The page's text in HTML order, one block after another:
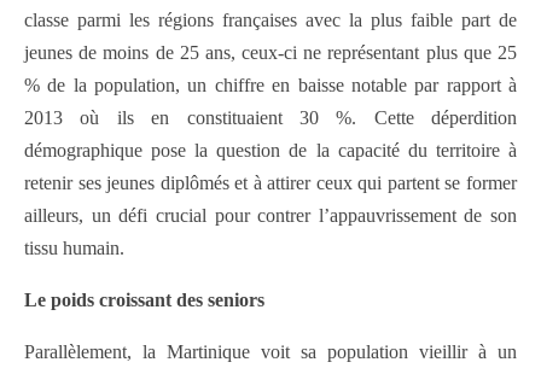
classe parmi les régions françaises avec la plus faible part de
jeunes de moins de 25 ans, ceux-ci ne représentant plus que 25
% de la population, un chiffre en baisse notable par rapport à
2013 où ils en constituaient 30 %. Cette déperdition
démographique pose la question de la capacité du territoire à
retenir ses jeunes diplômés et à attirer ceux qui partent se former
ailleurs, un défi crucial pour contrer l’appauvrissement de son
tissu humain.
Le poids croissant des seniors
Parallèlement, la Martinique voit sa population vieillir à un